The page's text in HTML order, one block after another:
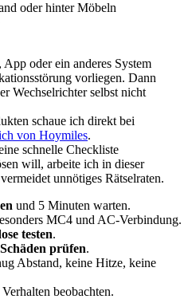
oder hinter Möbeln
oder ein anderes System
vorliegen. Dann
Wechselrichter selbst nicht
schaue ich direkt bei
von Hoymiles.
schnelle Checkliste
will, arbeite ich in dieser
unnötiges Rätselraten.
und 5 Minuten warten.
MC4 und AC-Verbindung.
testen.
prüfen.
Abstand, keine Hitze, keine
beobachten.